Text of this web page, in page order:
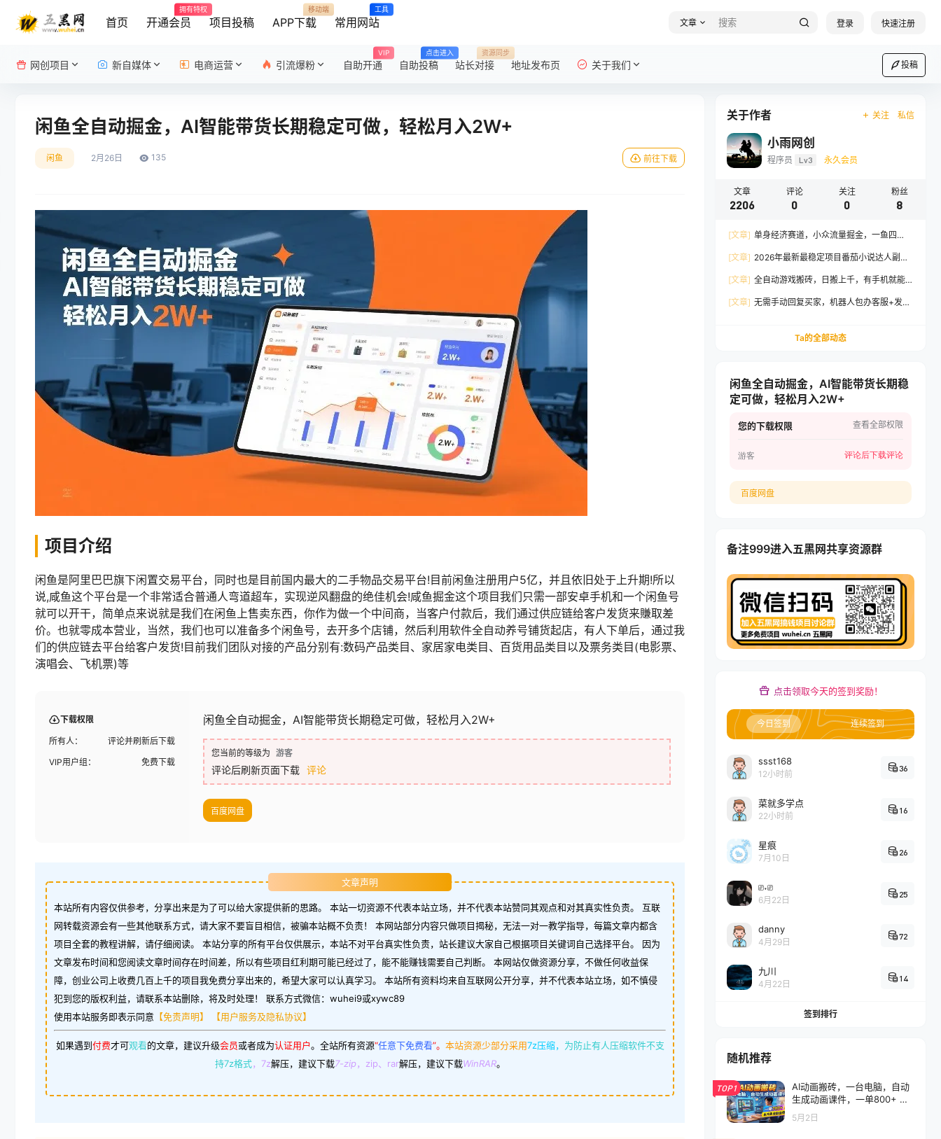
首页 开通会员
拥有特权
项目投稿 APP下载
移动端
常用网站
工具
文章 登录 快速注册
网创项目 新自媒体 电商运营 引流爆粉 自助开通
VIP
自助投稿
点击进入
站长对接
资源同步
地址发布页 关于我们 投稿
闲鱼全自动掘金，AI智能带货长期稳定可做，轻松月入2W+
闲鱼 2月26日 135 前往下载
项目介绍
闲鱼是阿里巴巴旗下闲置交易平台，同时也是目前国内最大的二手物品交易平台!目前闲鱼注册用户5亿，并且依旧处于上升期!所以
说,咸鱼这个平台是一个非常适合普通人弯道超车，实现逆风翻盘的绝佳机会!咸鱼掘金这个项目我们只需一部安卓手机和一个闲鱼号
就可以开干，简单点来说就是我们在闲鱼上售卖东西，你作为做一个中间商，当客户付款后，我们通过供应链给客户发货来賺取差
价。也就零成本营业，当然，我们也可以准备多个闲鱼号，去开多个店铺，然后利用软件全自动养号铺货起店，有人下单后，通过我
们的供应链去平台给客户发货!目前我们团队对接的产品分别有:数码产品类目、家居家电类目、百货用品类目以及票务类目(电影票、
演唱会、飞机票)等
下载权限
所有人：
评论并刷新后下载
VIP用户组：
免费下载
闲鱼全自动掘金，AI智能带货长期稳定可做，轻松月入2W+
您当前的等级为 游客
评论后刷新页面下载 评论
百度网盘
文章声明
本站所有内容仅供参考，分享出来是为了可以给大家提供新的思路。 本站一切资源不代表本站立场，并不代表本站赞同其观点和对其真实性负责。 互联
网转载资源会有一些其他联系方式，请大家不要盲目相信，被骗本站概不负责！ 本网站部分内容只做项目揭秘，无法一对一教学指导，每篇文章内都含
项目全套的教程讲解，请仔细阅读。 本站分享的所有平台仅供展示，本站不对平台真实性负责，站长建议大家自己根据项目关键词自己选择平台。 因为
文章发布时间和您阅读文章时间存在时间差，所以有些项目红利期可能已经过了，能不能赚钱需要自己判断。 本网站仅做资源分享，不做任何收益保
障，创业公司上收费几百上千的项目我免费分享出来的，希望大家可以认真学习。 本站所有资料均来自互联网公开分享，并不代表本站立场，如不慎侵
犯到您的版权利益，请联系本站删除，将及时处理！ 联系方式微信：wuhei9或xywc89
使用本站服务即表示同意 【免责声明】 【用户服务及隐私协议】
如果遇到付费才可观看的文章，建议升级会员或者成为认证用户。 全站所有资源“任意下免费看”。 本站资源少部分采用7z压缩， 为防止有人压缩软件不支
持7z格式，7z解压，建议下载7-zip，zip、rar解压，建议下载WinRAR。
关于作者 关注 私信
小雨网创
程序员 Lv3 永久会员
文章
2206
评论
0
关注
0
粉丝
8
[文章] 单身经济赛道，小众流量掘金，一鱼四
[文章] 2026年最新最稳定项目番茄小说达人副
[文章] 全自动游戏搬砖，日搬上千，有手机就能
[文章] 无需手动回复买家，机器人包办客服+发
Ta的全部动态
闲鱼全自动掘金，AI智能带货长期稳
定可做，轻松月入2W+
您的下载权限 查看全部权限
游客 评论后下载评论
百度网盘
备注999进入五黑网共享资源群
点击领取今天的签到奖励！
今日签到 连续签到
ssst168
12小时前
36
菜就多学点
22小时前
16
星痕
7月10日
26
⎚˕⎚
6月22日
25
danny
4月29日
72
九川
4月22日
14
签到排行
随机推荐
TOP1
AI动画搬砖，一台电脑，自动
生成动画课件，一单800+ 永
不失业副业项目！
5月2日